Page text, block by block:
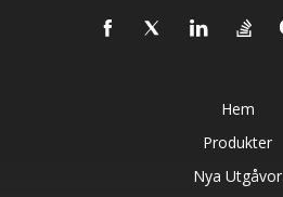
Hem
Produkter
Nya Utgåvor